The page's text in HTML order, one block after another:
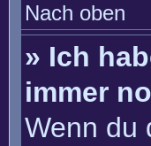
Nach oben
» Ich
immer
Wenn du